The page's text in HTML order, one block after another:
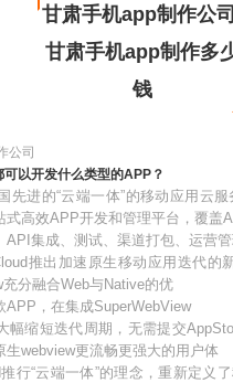
甘肃手机app制作公
甘肃手机app制作多
钱
公司
以开发什么类型的APP？
先进的“云端一体”的移动应用云
式高效APP开发和管理平台，覆盖
API集成、测试、渠道打包、运营管
推出加速原生移动应用迭代的
充分融合Web与Native的优
APP，在集成SuperWebView
幅缩短迭代周期，无需提交
生webview更流畅更强大的用户体
行“云端一体”的理念，重新定义